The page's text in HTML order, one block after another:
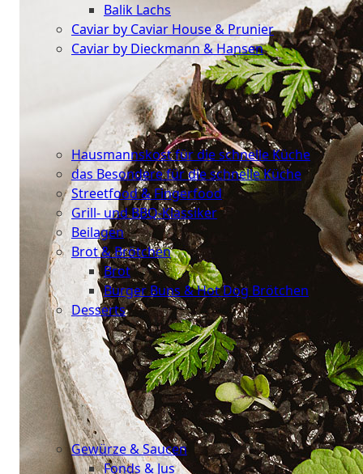
Balik Lachs
Caviar by Caviar House & Prunier
Caviar by Dieckmann & Hansen
Hausmannskost für die schnelle Küche
das Besondere für die schnelle Küche
Streetfood & Fingerfood
Grill- und BBQ-Klassiker
Beilagen
Brot & Brötchen
Brot
Burger Buns & Hot Dog Brötchen
Desserts
Neu
Sale
dazu
Gewürze & Saucen
Fonds & Jus